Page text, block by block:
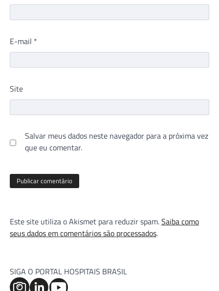
E-mail *
Site
Salvar meus dados neste navegador para a próxima vez
que eu comentar.
Este site utiliza o Akismet para reduzir spam.Saiba como
seus dados em comentários são processados.
SIGA O PORTAL HOSPITAIS BRASIL